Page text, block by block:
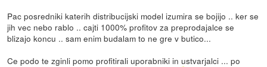
Pac posredniki katerih distribucijski model izumira se bojijo .. ker se
jih vec nebo rablo .. cajti 1000% profitov za preprodajalce se
blizajo koncu .. sam enim budalam to ne gre v butico...
Ce podo te zginli pomo profitirali uporabniki in ustvarjalci ... po